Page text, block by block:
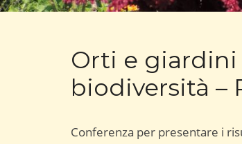
Orti e giardini
biodiversità –
Conferenza per presentare i